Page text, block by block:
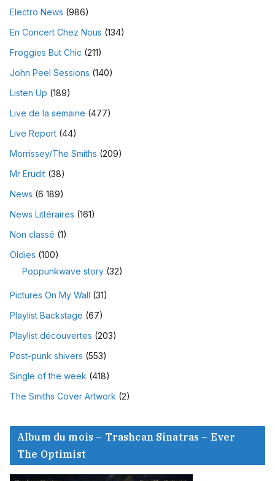
Electro News (986)
En Concert Chez Nous (134)
Froggies But Chic (211)
John Peel Sessions (140)
Listen Up (189)
Live de la semaine (477)
Live Report (44)
Morrissey/The Smiths (209)
Mr Erudit (38)
News (6 189)
News Littéraires (161)
Non classé (1)
Oldies (100)
Poppunkwave story (32)
Pictures On My Wall (31)
Playlist Backstage (67)
Playlist découvertes (203)
Post-punk shivers (553)
Single of the week (418)
The Smiths Cover Artwork (2)
Album du mois – Trashcan Sinatras – Ever
The Optimist